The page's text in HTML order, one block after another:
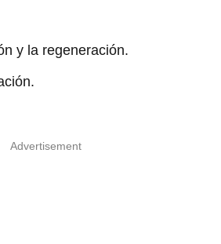
y la regeneración.
Advertisement